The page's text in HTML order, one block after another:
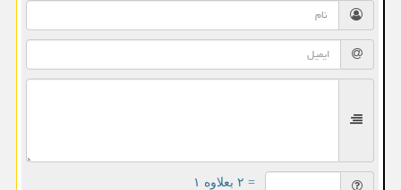
= ۲ بعلاوه ۱